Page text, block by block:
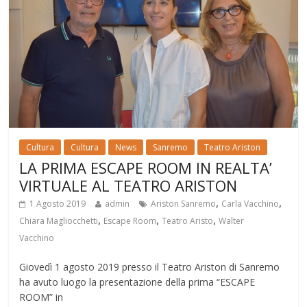
Cultura Cultura News Sanremo Teatro Ariston
LA PRIMA ESCAPE ROOM IN REALTA’
VIRTUALE AL TEATRO ARISTON
1 Agosto 2019 admin Ariston Sanremo, Carla Vacchino,
Chiara Magliocchetti, Escape Room,Teatro Aristo,Walter
Vacchino
Giovedì 1 agosto 2019 presso il Teatro Ariston di Sanremo
ha avuto luogo la presentazione della prima “ESCAPE
ROOM” in